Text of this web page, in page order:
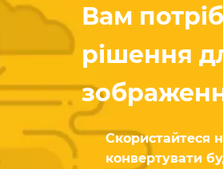
Вам
рішення
Скористайтеся
конвертувати